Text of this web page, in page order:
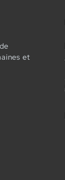
et